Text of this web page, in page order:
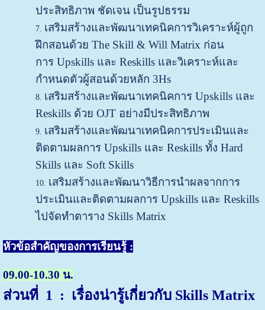
ประสิทธิภาพ ชัดเจน เป็นรูปธรรม
เสริมสร้างและพัฒนาเทคนิคการวิเคราะห์ผู้ถูก
ฝึกสอนด้วย The Skill & Will Matrix ก่อน
การ Upskills และ Reskills และวิเคราะห์และ
กำหนดตัวผู้สอนด้วยหลัก 3Hs
เสริมสร้างและพัฒนาเทคนิคการ Upskills และ
Reskills ด้วย OJT อย่างมีประสิทธิภาพ
เสริมสร้างและพัฒนาเทคนิคการประเมินและ
ติดตามผลการ Upskills และ Reskills ทั้ง Hard
Skills และ Soft Skills
เสริมสร้างและพัฒนาวิธีการนำผลจากการ
ประเมินและติดตามผลการ Upskills และ Reskills
ไปจัดทำตาราง Skills Matrix
หัวข้อสำคัญของการเรียนรู้ :
09.00-10.30 น.
ส่วนที่ 1 : เรื่องน่ารู้เกี่ยวกับ Skills Matrix